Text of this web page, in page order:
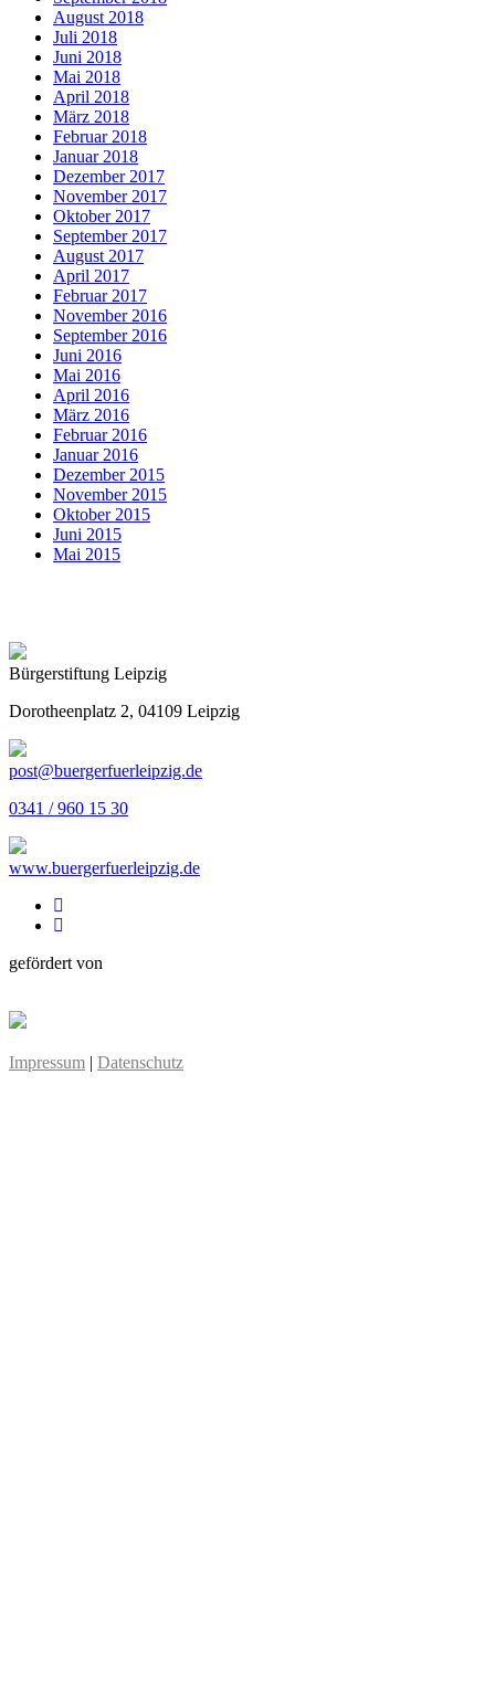
August 2018
Juli 2018
Juni 2018
Mai 2018
April 2018
März 2018
Februar 2018
Januar 2018
Dezember 2017
November 2017
Oktober 2017
September 2017
August 2017
April 2017
Februar 2017
November 2016
September 2016
Juni 2016
Mai 2016
April 2016
März 2016
Februar 2016
Januar 2016
Dezember 2015
November 2015
Oktober 2015
Juni 2015
Mai 2015
Bürgerstiftung Leipzig
Dorotheenplatz 2, 04109 Leipzig
post@buergerfuerleipzig.de
0341 / 960 15 30
www.buergerfuerleipzig.de
gefördert von
Impressum | Datenschutz